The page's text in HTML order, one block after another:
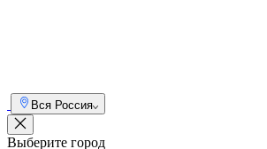
Вся Россия
Выберите город